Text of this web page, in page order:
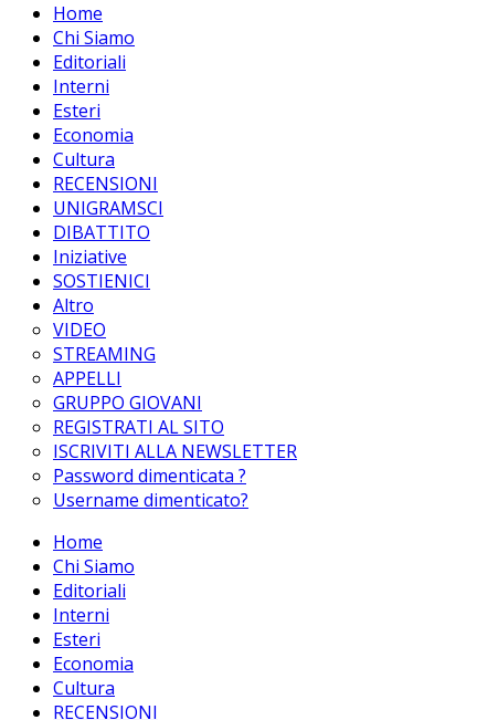
Home
Chi Siamo
Editoriali
Interni
Esteri
Economia
Cultura
RECENSIONI
UNIGRAMSCI
DIBATTITO
Iniziative
SOSTIENICI
Altro
VIDEO
STREAMING
APPELLI
GRUPPO GIOVANI
REGISTRATI AL SITO
ISCRIVITI ALLA NEWSLETTER
Password dimenticata ?
Username dimenticato?
Home
Chi Siamo
Editoriali
Interni
Esteri
Economia
Cultura
RECENSIONI